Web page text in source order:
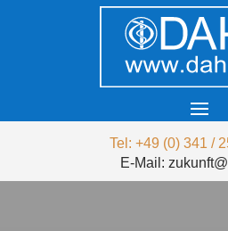
Tel: +49 (0) 341 /
E-Mail: